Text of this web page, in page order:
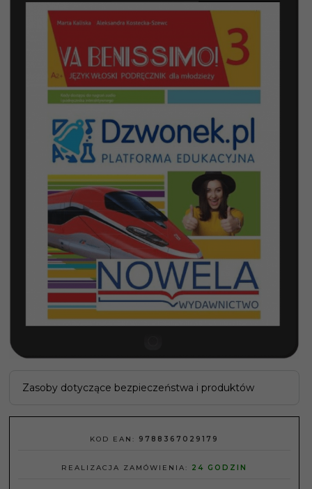
Zasoby dotyczące bezpieczeństwa i produktów
KOD EAN: 9788367029179
REALIZACJA ZAMÓWIENIA: 24 GODZIN